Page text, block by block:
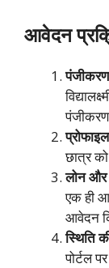
आवेदन
पंजीकरण
छात्र
लोन और
एक ही
आवेदन
स्थिति
पोर्टल